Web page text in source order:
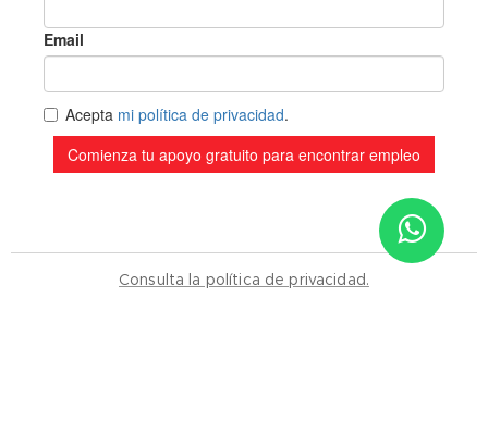
Consulta la política de privacidad.
Sitio de Confianza